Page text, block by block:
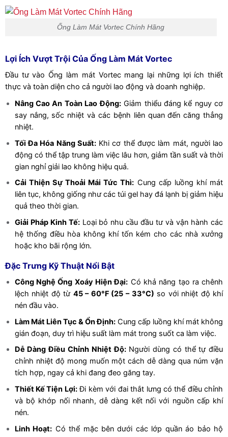
Ống Làm Mát Vortec Chính Hãng
Lợi Ích Vượt Trội Của Ống Làm Mát Vortec
Đầu tư vào Ống làm mát Vortec mang lại những lợi ích thiết
thực và toàn diện cho cả người lao động và doanh nghiệp.
Nâng Cao An Toàn Lao Động:Giảm thiểu đáng kể nguy cơ
say nắng, sốc nhiệt và các bệnh liên quan đến căng thẳng
nhiệt.
Tối Đa Hóa Năng Suất:Khi cơ thể được làm mát, người lao
động có thể tập trung làm việc lâu hơn, giảm tần suất và thời
gian nghỉ giải lao không hiệu quả.
Cải Thiện Sự Thoải Mái Tức Thì: Cung cấp luồng khí mát
liên tục, không giống như các túi gel hay đá lạnh bị giảm hiệu
quả theo thời gian.
Giải Pháp Kinh Tế:Loại bỏ nhu cầu đầu tư và vận hành các
hệ thống điều hòa không khí tốn kém cho các nhà xưởng
hoặc kho bãi rộng lớn.
Đặc Trưng Kỹ Thuật Nổi Bật
Công Nghệ Ống Xoáy Hiện Đại: Có khả năng tạo ra chênh
lệch nhiệt độ từ 45 – 60°F (25 – 33°C) so với nhiệt độ khí
nén đầu vào.
Làm Mát Liên Tục & Ổn Định:Cung cấp luồng khí mát không
gián đoạn, duy trì hiệu suất làm mát trong suốt ca làm việc.
Dễ Dàng Điều Chỉnh Nhiệt Độ:Người dùng có thể tự điều
chỉnh nhiệt độ mong muốn một cách dễ dàng qua núm vặn
tích hợp, ngay cả khi đang đeo găng tay.
Thiết Kế Tiện Lợi:Đi kèm với đai thắt lưng có thể điều chỉnh
và bộ khớp nối nhanh, dễ dàng kết nối với nguồn cấp khí
nén.
Linh Hoạt: Có thể mặc bên dưới các lớp quần áo bảo hộ